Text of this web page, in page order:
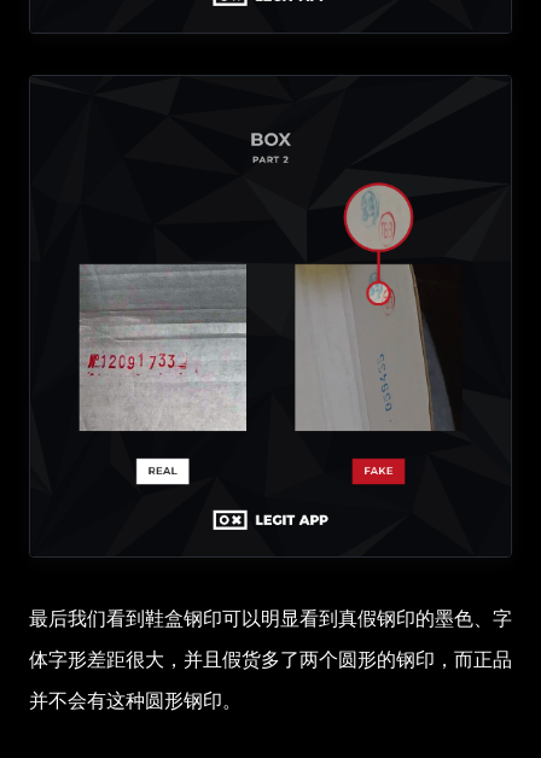
最后我们看到鞋盒钢印可以明显看到真假钢印的墨色、字
体字形差距很大，并且假货多了两个圆形的钢印，而正品
并不会有这种圆形钢印。